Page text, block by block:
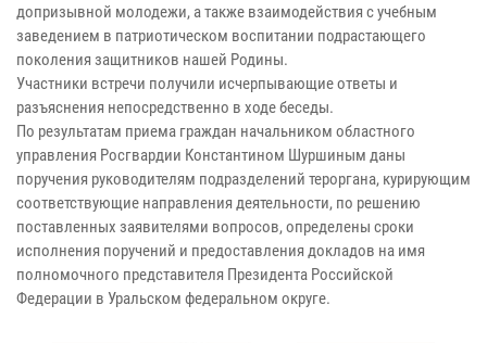
допризывной молодежи, а также взаимодействия с учебным
заведением в патриотическом воспитании подрастающего
поколения защитников нашей Родины.
Участники встречи получили исчерпывающие ответы и
разъяснения непосредственно в ходе беседы.
По результатам приема граждан начальником областного
управления Росгвардии Константином Шуршиным даны
поручения руководителям подразделений тероргана, курирующим
соответствующие направления деятельности, по решению
поставленных заявителями вопросов, определены сроки
исполнения поручений и предоставления докладов на имя
полномочного представителя Президента Российской
Федерации в Уральском федеральном округе.